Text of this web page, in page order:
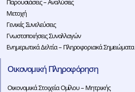
Παρουσιάσεις – Αναλύσεις
Μετοχή
Γενικές Συνελεύσεις
Γνωστοποιήσεις Συναλλαγών
Ενημερωτικά Δελτία – Πληροφοριακά Σημειώματα
Οικονομική Πληροφόρηση
Οικονομικά Στοιχεία Ομίλου – Μητρικής